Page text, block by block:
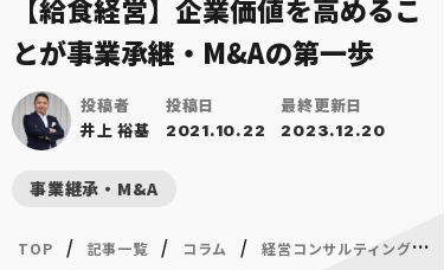
【給食経営】企業価値を高めるこ
とが事業承継・M&Aの第一歩
投稿者
井上 裕基
投稿日
2021.10.22
最終更新日
2023.12.20
事業継承・M&A
TOP / 記事一覧/ コラム /経営コンサルティング/